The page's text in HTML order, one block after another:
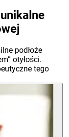
podłoże
otyłości.
tego